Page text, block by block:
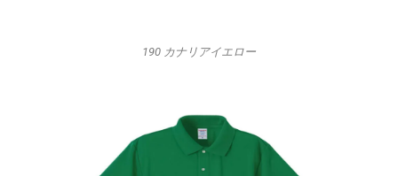
190 カナリアイエロー